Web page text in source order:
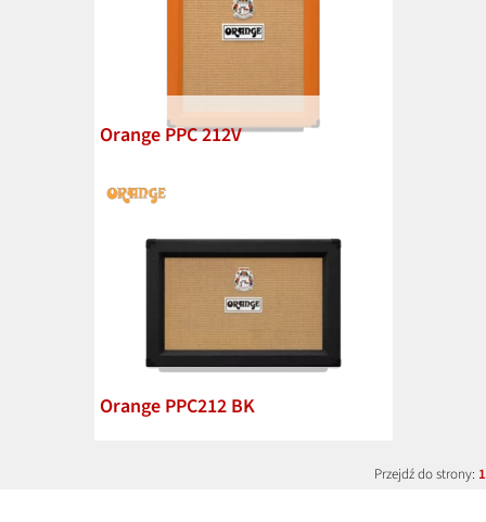
Orange PPC 212V
Orange PPC212 BK
Przejdź do strony: 1